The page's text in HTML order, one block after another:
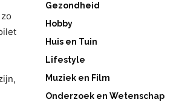
Gezondheid
Hobby
Huis en Tuin
Lifestyle
Muziek en Film
Onderzoek en Wetenschap